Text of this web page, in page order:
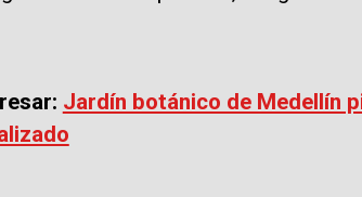
Jardín botánico de Medellín